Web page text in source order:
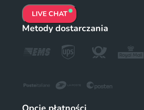
LIVE CHAT
Metody dostarczania